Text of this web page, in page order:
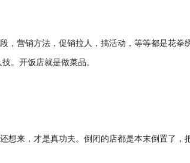
营销方法，促销拉人，搞活动，等等都是花拳
。开饭店就是做菜品。
想来，才是真功夫。倒闭的店都是本末倒置了，